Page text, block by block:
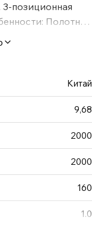
позиционная
Полотно:
160°
стальной
Китай
9,68
2000
2000
160
1.0